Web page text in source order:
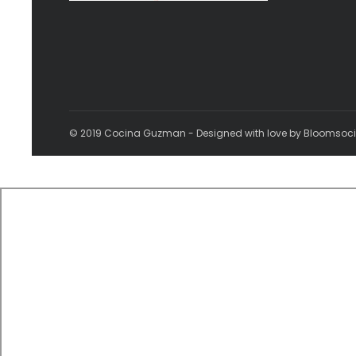
© 2019 Cocina Guzman - Designed with love by